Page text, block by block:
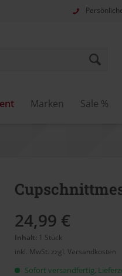
Marken Sale %
24,99 €
Inhalt: 1 Stück
inkl. MwSt. zzgl. Versandkosten
Sofort versandfertig,